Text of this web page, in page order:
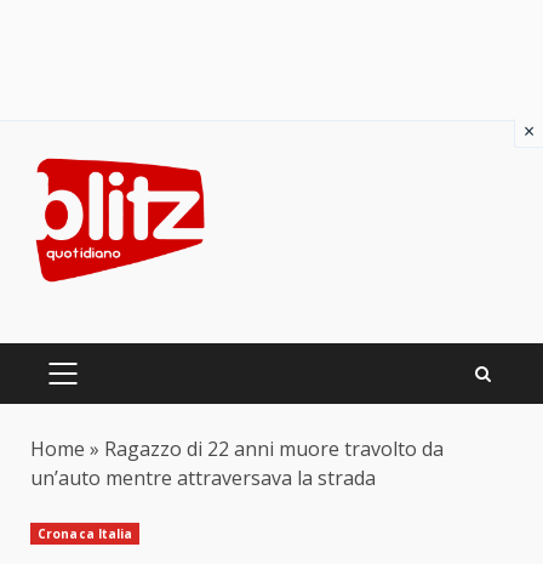
content
PRIMARY
Home » Ragazzo di 22 anni muore travolto da
un’auto mentre attraversava la strada
Cronaca Italia
×